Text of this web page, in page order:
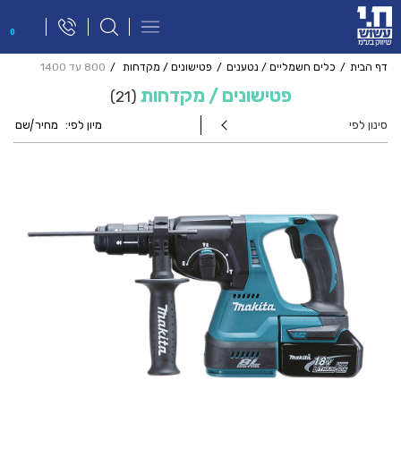
0
פתח
ניווט
דף הבית כלים חשמליים / נטענים פטישונים / מקדחות 800 עד 1400
פטישונים / מקדחות 21
מיון לפי: מחיר|שם סינון לפי